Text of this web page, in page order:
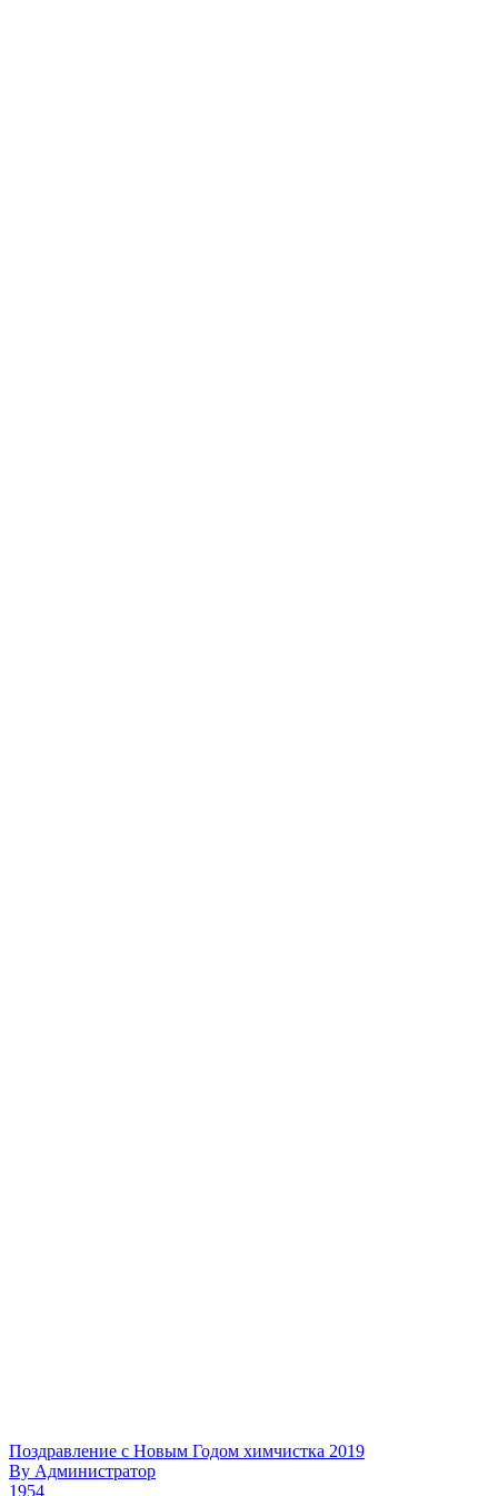
Поздравление с Новым Годом химчистка 2019
By Администратор
1954